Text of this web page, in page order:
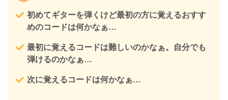
初めてギターを弾くけど最初の方に覚えるおすす
めのコードは何かなぁ…
最初に覚えるコードは難しいのかなぁ。自分でも
弾けるのかなぁ…
次に覚えるコードは何かなぁ…